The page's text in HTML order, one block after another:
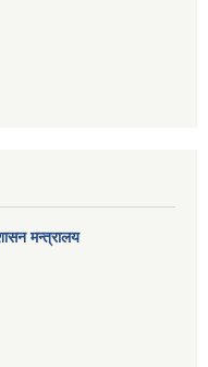
मन्त्रालय